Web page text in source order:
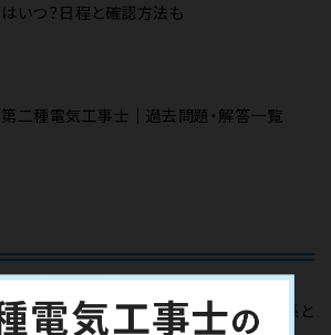
はいつ？日程と確認方法も
第二種電気工事士｜過去問題・解答一覧
電力W（ワット）と熱量J（ジュール）の関係と